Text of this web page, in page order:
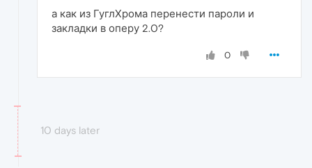
а как из ГуглХрома перенести пароли и
закладки в оперу 2.0?
0
10 days later